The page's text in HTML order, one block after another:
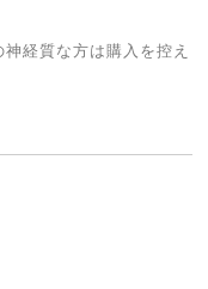
経質な方は購入を控え